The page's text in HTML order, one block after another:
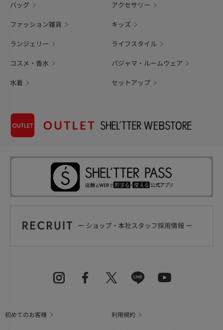
バッグ アクセサリー
ファッション雑貨 キッズ
ランジェリー ライフスタイル
コスメ・香水 パジャマ・ルームウェア
水着 セットアップ
初めてのお客様
利用規約